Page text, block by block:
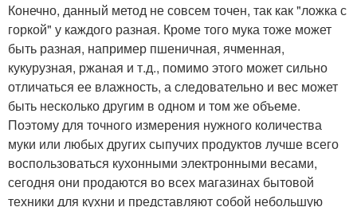
Конечно, данный метод не совсем точен, так как "ложка с
горкой" у каждого разная. Кроме того мука тоже может
быть разная, например пшеничная, ячменная,
кукурузная, ржаная и т.д., помимо этого может сильно
отличаться ее влажность, а следовательно и вес может
быть несколько другим в одном и том же объеме.
Поэтому для точного измерения нужного количества
муки или любых других сыпучих продуктов лучше всего
воспользоваться кухонными электронными весами,
сегодня они продаются во всех магазинах бытовой
техники для кухни и представляют собой небольшую